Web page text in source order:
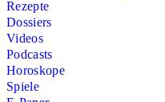
Rezepte
Dossiers
Videos
Podcasts
Horoskope
Spiele